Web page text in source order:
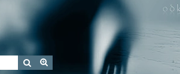
Szukaj Wyszukiwanie zaawansowane